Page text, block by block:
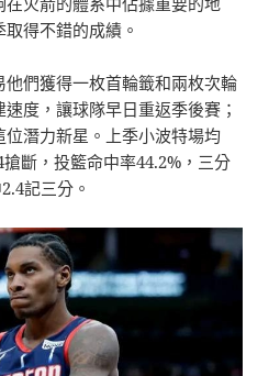
得不錯的成績。
們獲得一枚首輪籤和兩枚次輪
度，讓球隊早日重返季後賽；
潛力新星。上季小波特場均
斷，投籃命中率44.2%，三分
記三分。